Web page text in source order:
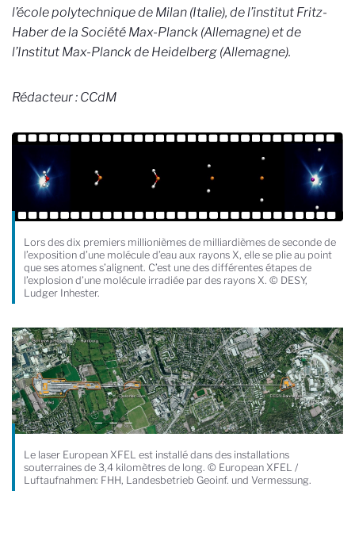
l’école polytechnique de Milan (Italie), de l’institut Fritz-
Haber de la Société Max-Planck (Allemagne) et de
l’Institut Max-Planck de Heidelberg (Allemagne).
Rédacteur : CCdM
Lors des dix premiers millionièmes de milliardièmes de seconde de
l’exposition d’une molécule d’eau aux rayons X, elle se plie au point
que ses atomes s’alignent. C’est une des différentes étapes de
l’explosion d’une molécule irradiée par des rayons X. © DESY,
Ludger Inhester.
Le laser European XFEL est installé dans des installations
souterraines de 3,4 kilomètres de long. © European XFEL /
Luftaufnahmen: FHH, Landesbetrieb Geoinf. und Vermessung.